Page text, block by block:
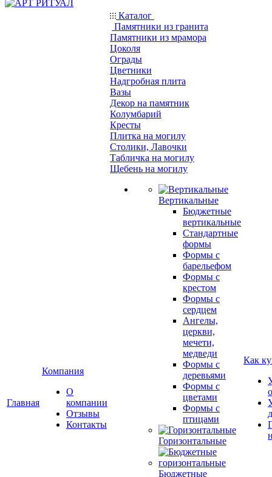
Главная
Компания
О
компании
Отзывы
Контакты
Каталог
Памятники из гранита
Памятники из мрамора
Цоколя
Ограды
Цветники
Надгробная плита
Вазы
Декор на памятник
Колумбарий
Кресты
Плитка на могилу
Столики, Лавочки
Табличка на могилу
Щебень на могилу
Вертикальные
Бюджетные
вертикальные
Стандартные
формы
Формы с
барельефом
Формы с
крестом
Формы с
сердцем
Ангелы,
церкви,
мечети,
медведи
Формы с
деревьями
Формы с
цветами
Формы с
птицами
Горизонтальные
Бюджетные
Как